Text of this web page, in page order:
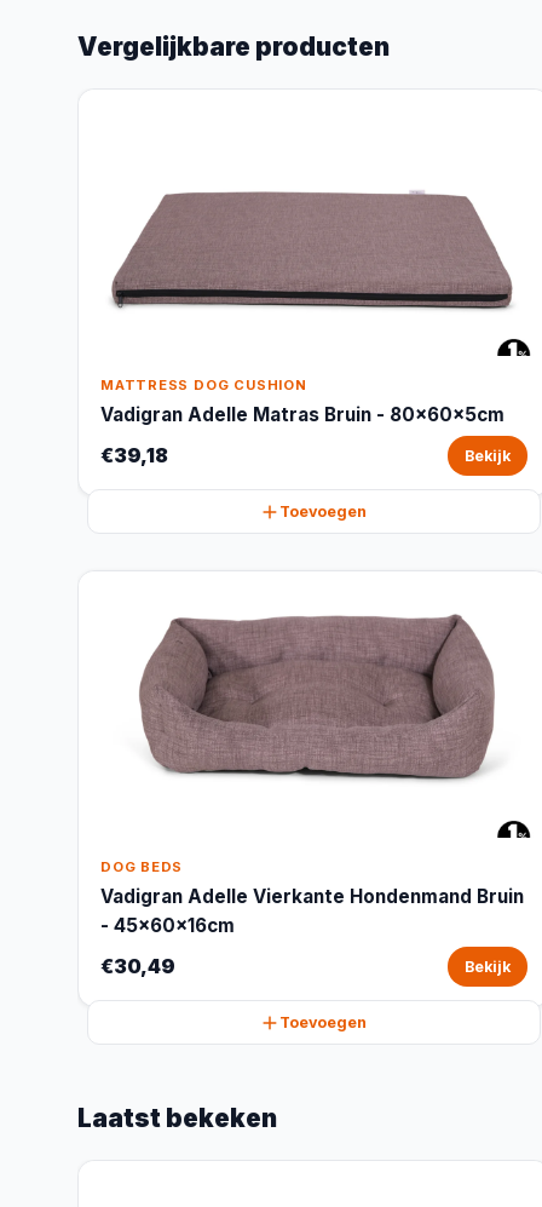
Vergelijkbare producten
MATTRESS DOG CUSHION
Vadigran Adelle Matras Bruin - 80x60x5cm
€39,18 Bekijk
Toevoegen
DOG BEDS
Vadigran Adelle Vierkante Hondenmand Bruin
- 45x60x16cm
€30,49 Bekijk
Toevoegen
Laatst bekeken